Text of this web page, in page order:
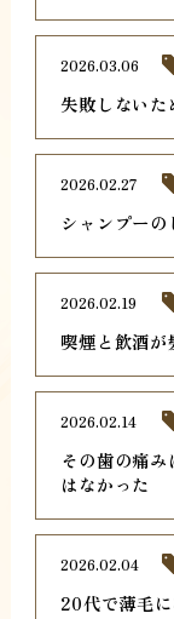
失敗しないた
2026.03.06
シャンプーの
2026.02.27
喫煙と飲酒が
2026.02.19
その歯の痛
はなかった
2026.02.14
20代で薄毛
2026.02.04